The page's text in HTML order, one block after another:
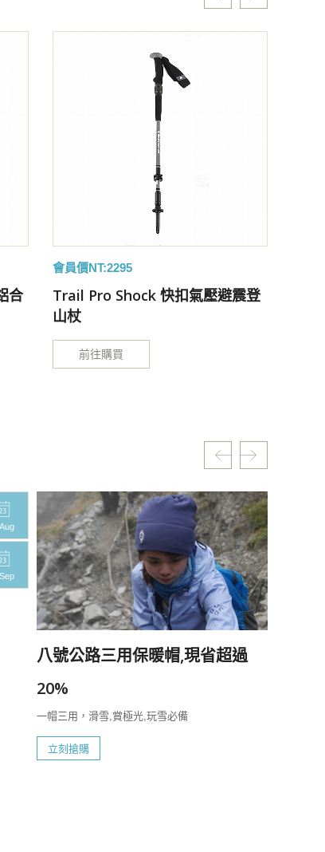
合
會員價NT:2295
Trail Pro Shock 快扣氣壓避震登
山杖
前往購買
八號公路三用保暖帽,現省超過
20%
一帽三用，滑雪,賞極光,玩雪必備
立刻搶購